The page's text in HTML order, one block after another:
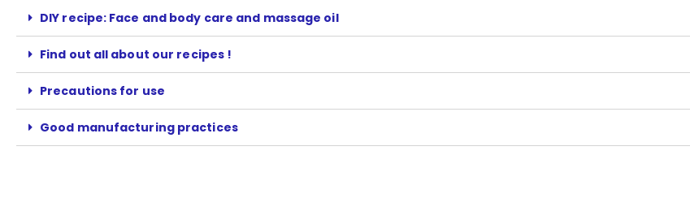
DIY recipe: Face and body care and massage oil
Find out all about our recipes !
Precautions for use
Good manufacturing practices